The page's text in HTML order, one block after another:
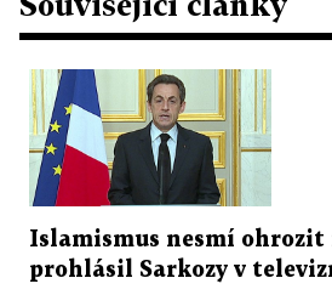
Islamismus nesmí ohrozit
prohlásil Sarkozy v